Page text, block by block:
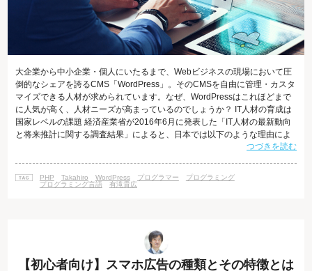
大企業から中小企業・個人にいたるまで、Webビジネスの現場において圧
倒的なシェアを誇るCMS「WordPress」。そのCMSを自由に管理・カスタ
マイズできる人材が求められています。なぜ、WordPressはこれほどまで
に人気が高く、人材ニーズが高まっているのでしょうか？ IT人材の育成は
国家レベルの課題 経済産業省が2016年6月に発表した「IT人材の最新動向
と将来推計に関する調査結果」によると、日本では以下のような理由によ
り、IT人材の不足が改めて問題となっています。 産業界で大型のIT関連投
やIoT等の新しい技術やサービスの登場 今後もIT利用の高度化や多様化が進
むことが予想されること 労働人口、特に若年人口が減少
つづきを読む
PHP Takahiro WordPress プログラマー
プログラミング
プログラミング言語
有滝貴広
【初心者向け】スマホ広告の種類とその特徴とは